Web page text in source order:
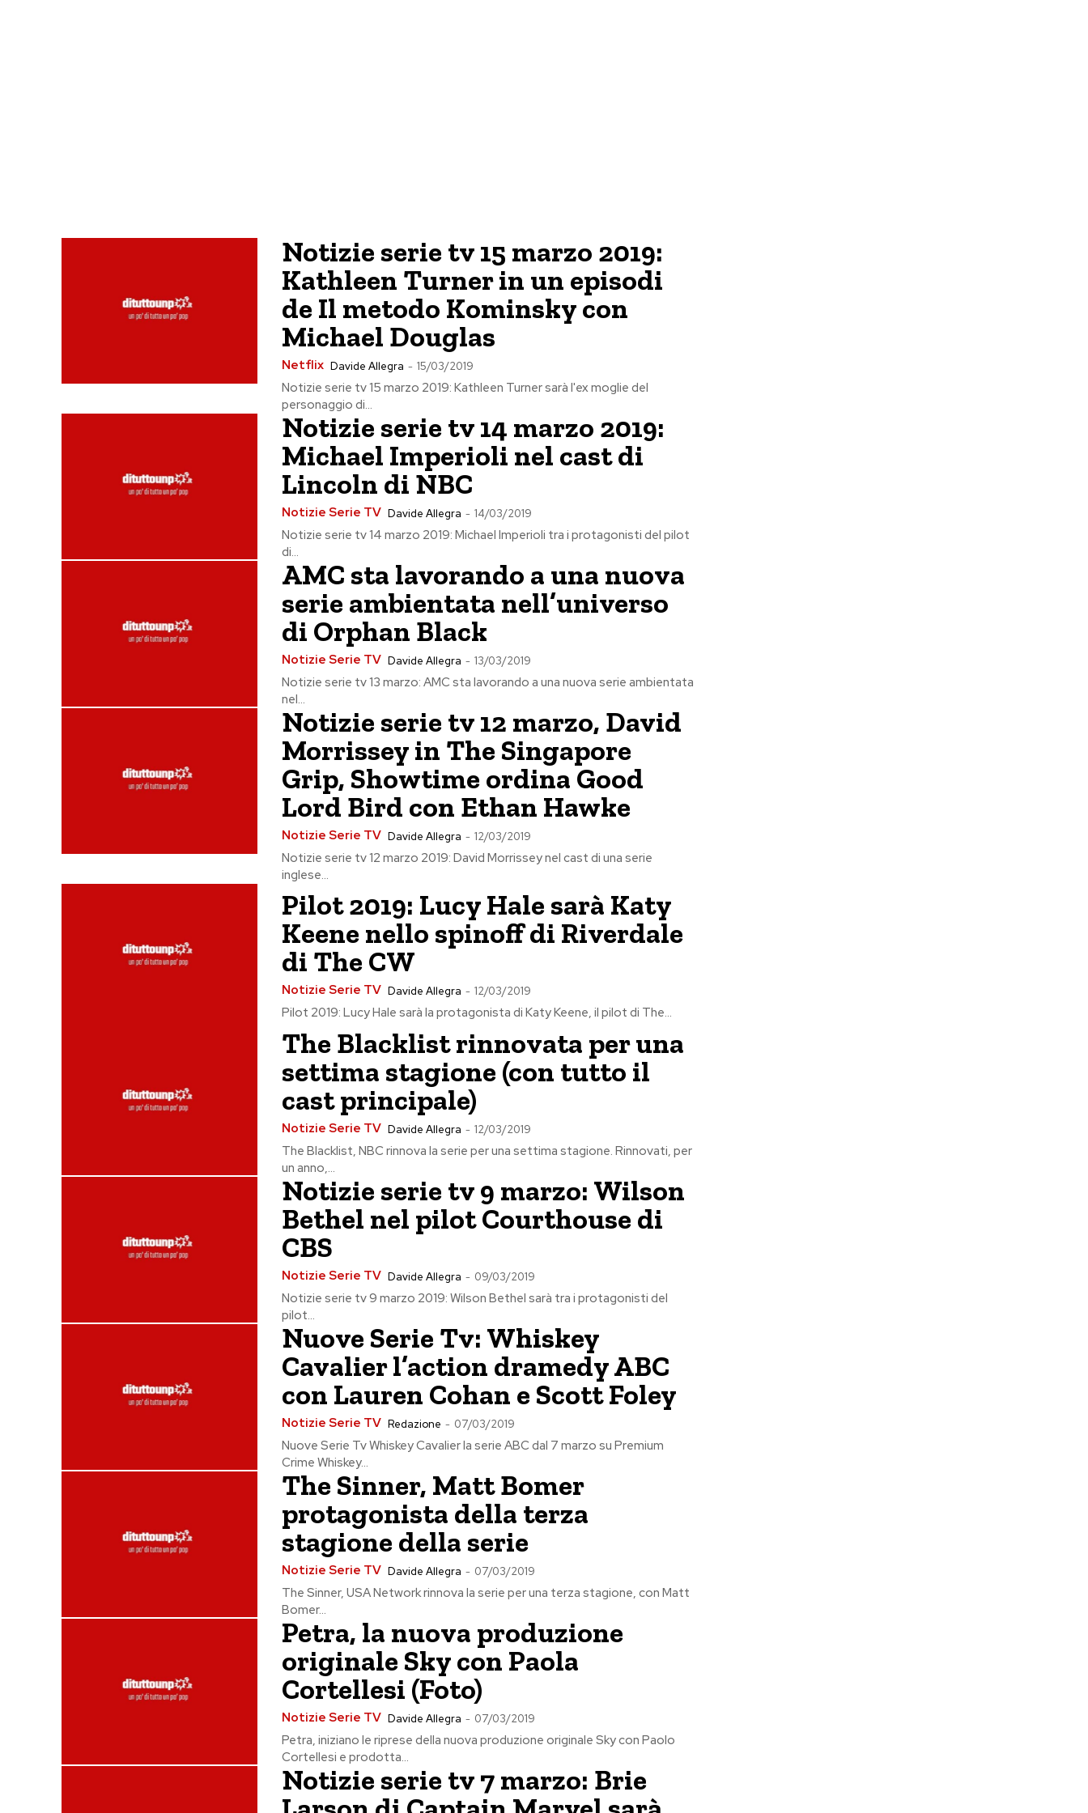
Notizie serie tv 15 marzo 2019:
Kathleen Turner in un episodi
de Il metodo Kominsky con
Michael Douglas
Netflix Davide Allegra - 15/03/2019
Notizie serie tv 15 marzo 2019: Kathleen Turner sarà l'ex moglie del
personaggio di...
Notizie serie tv 14 marzo 2019:
Michael Imperioli nel cast di
Lincoln di NBC
Notizie Serie TV Davide Allegra - 14/03/2019
Notizie serie tv 14 marzo 2019: Michael Imperioli tra i protagonisti del pilot
di...
AMC sta lavorando a una nuova
serie ambientata nell’universo
di Orphan Black
Notizie Serie TV Davide Allegra - 13/03/2019
Notizie serie tv 13 marzo: AMC sta lavorando a una nuova serie ambientata
nel...
Notizie serie tv 12 marzo, David
Morrissey in The Singapore
Grip, Showtime ordina Good
Lord Bird con Ethan Hawke
Notizie Serie TV Davide Allegra - 12/03/2019
Notizie serie tv 12 marzo 2019: David Morrissey nel cast di una serie
inglese...
Pilot 2019: Lucy Hale sarà Katy
Keene nello spinoff di Riverdale
di The CW
Notizie Serie TV Davide Allegra - 12/03/2019
Pilot 2019: Lucy Hale sarà la protagonista di Katy Keene, il pilot di The...
The Blacklist rinnovata per una
settima stagione (con tutto il
cast principale)
Notizie Serie TV Davide Allegra - 12/03/2019
The Blacklist, NBC rinnova la serie per una settima stagione. Rinnovati, per
un anno,...
Notizie serie tv 9 marzo: Wilson
Bethel nel pilot Courthouse di
CBS
Notizie Serie TV Davide Allegra - 09/03/2019
Notizie serie tv 9 marzo 2019: Wilson Bethel sarà tra i protagonisti del
pilot...
Nuove Serie Tv: Whiskey
Cavalier l’action dramedy ABC
con Lauren Cohan e Scott Foley
Notizie Serie TV Redazione - 07/03/2019
Nuove Serie Tv Whiskey Cavalier la serie ABC dal 7 marzo su Premium
Crime Whiskey...
The Sinner, Matt Bomer
protagonista della terza
stagione della serie
Notizie Serie TV Davide Allegra - 07/03/2019
The Sinner, USA Network rinnova la serie per una terza stagione, con Matt
Bomer...
Petra, la nuova produzione
originale Sky con Paola
Cortellesi (Foto)
Notizie Serie TV Davide Allegra - 07/03/2019
Petra, iniziano le riprese della nuova produzione originale Sky con Paolo
Cortellesi e prodotta...
Notizie serie tv 7 marzo: Brie